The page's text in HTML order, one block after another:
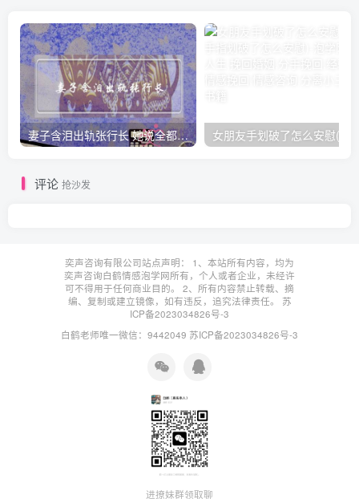
妻子含泪出轨张行长 她说全都是因为家中
评论 抢沙发
奕声咨询有限公司站点声明： 1、本站所有内容，均为
奕声咨询白鹤情感泡学网所有，个人或者企业，未经许
可不得用于任何商业目的。 2、所有内容禁止转载、摘
编、复制或建立镜像，如有违反，追究法律责任。 苏
ICP备2023034826号-3
白鹤老师唯一微信：9442049 苏ICP备2023034826号-3
进撩妹群领取聊